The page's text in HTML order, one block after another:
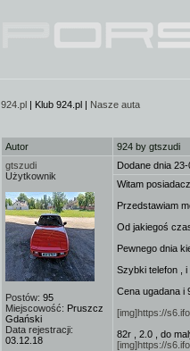
924.pl | Klub 924.pl | Nasze auta
Autor
924 by gtszudi
gtszudi
Użytkownik
Postów: 95
Miejscowość: Pruszcz
Gdański
Data rejestracji:
03.12.18
Dodane dnia
Witam
Przedstawiam
Od jakiegoś
Pewnego dnia
Szybki telefon , i
Cena ugadana i
[img]https://
82r , 2.0 , do
[img]https://